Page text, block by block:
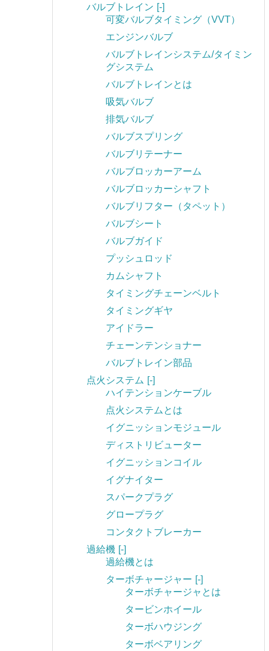
バルブトレイン [-]
可変バルブタイミング（VVT）
エンジンバルブ
バルブトレインシステム/タイミン
グシステム
バルブトレインとは
吸気バルブ
排気バルブ
バルブスプリング
バルブリテーナー
バルブロッカーアーム
バルブロッカーシャフト
バルブリフター（タペット）
バルブシート
バルブガイド
プッシュロッド
カムシャフト
タイミングチェーンベルト
タイミングギヤ
アイドラー
チェーンテンショナー
バルブトレイン部品
点火システム [-]
ハイテンションケーブル
点火システムとは
イグニッションモジュール
ディストリビューター
イグニッションコイル
イグナイター
スパークプラグ
グロープラグ
コンタクトブレーカー
過給機 [-]
過給機とは
ターボチャージャー [-]
ターボチャージャとは
タービンホイール
ターボハウジング
ターボベアリング